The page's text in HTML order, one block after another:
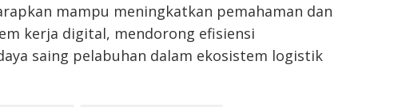
mampu meningkatkan pemahaman dan
kerja digital, mendorong efisiensi
saing pelabuhan dalam ekosistem logistik